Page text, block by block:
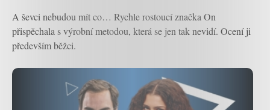
A ševci nebudou mít co… Rychle rostoucí značka On
přispěchala s výrobní metodou, která se jen tak nevidí. Ocení ji
především běžci.